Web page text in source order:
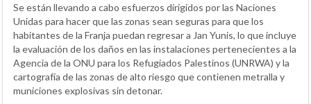
Se están llevando a cabo esfuerzos dirigidos por las Naciones
Unidas para hacer que las zonas sean seguras para que los
habitantes de la Franja puedan regresar a Jan Yunis, lo que incluye
la evaluación de los daños en las instalaciones pertenecientes a la
Agencia de la ONU para los Refugiados Palestinos (UNRWA) y la
cartografía de las zonas de alto riesgo que contienen metralla y
municiones explosivas sin detonar.